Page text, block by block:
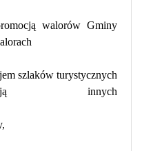
walorów Gminy
szlaków turystycznych
innych